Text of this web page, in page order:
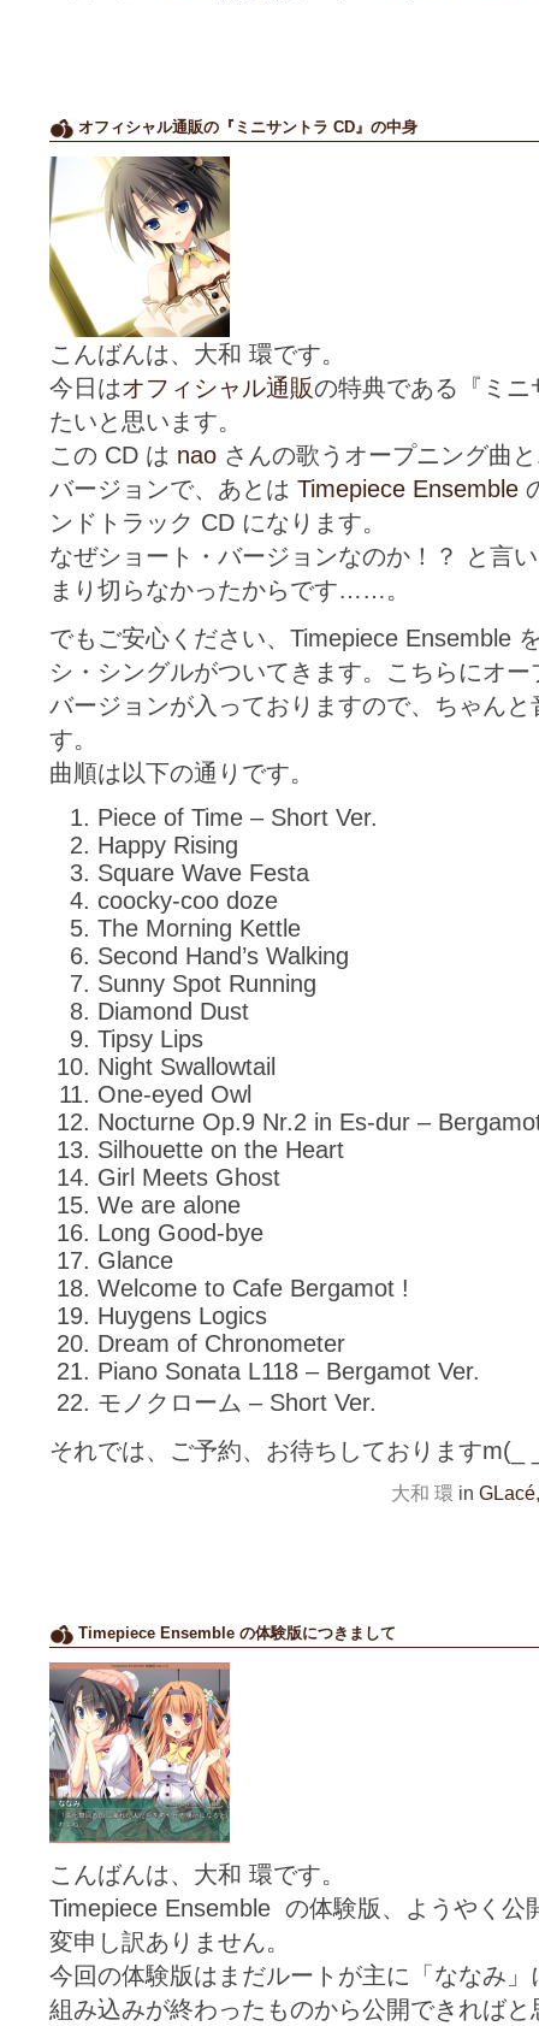
オフィシャル通販の『ミニサントラ CD』の中身
こんばんは、大和 環です。
今日はオフィシャル通販の特典である『ミ
たいと思います。
この CD は nao さんの歌うオープニング曲
バージョンで、あとは Timepiece Ensemble
ンドトラック CD になります。
なぜショート・バージョンなのか！？ と言
まり切らなかったからです……。
でもご安心ください、Timepiece Ensemble
シ・シングルがついてきます。こちらにオ
バージョンが入っておりますので、ちゃん
す。
曲順は以下の通りです。
Piece of Time – Short Ver.
Happy Rising
Square Wave Festa
coocky-coo doze
The Morning Kettle
Second Hand’s Walking
Sunny Spot Running
Diamond Dust
Tipsy Lips
Night Swallowtail
One-eyed Owl
Nocturne Op.9 Nr.2 in Es-dur –
Silhouette on the Heart
Girl Meets Ghost
We are alone
Long Good-bye
Glance
Welcome to Cafe Bergamot !
Huygens Logics
Dream of Chronometer
Piano Sonata L118 – Bergamot Ver.
モノクローム – Short Ver.
それでは、ご予約、お待ちしておりますm(_
大和 環 in GLacé
Timepiece Ensemble の体験版につきまして
こんばんは、大和 環です。
Timepiece Ensemble の体験版、ようやく公
変申し訳ありません。
今回の体験版はまだルートが主に「ななみ
組み込みが終わったものから公開できれば